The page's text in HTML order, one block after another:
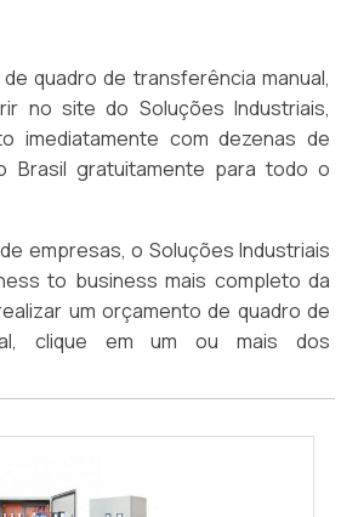
quadro de transferência manual,
no site do Soluções Industriais,
imediatamente com dezenas de
Brasil gratuitamente para todo o
empresas, o Soluções Industriais
to business mais completo da
um orçamento de quadro de
clique em um ou mais dos